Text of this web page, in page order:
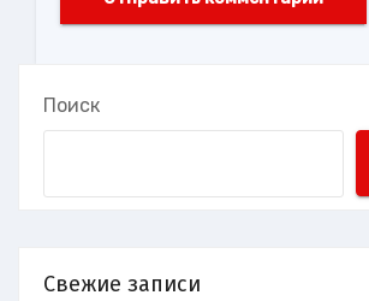
Поиск
Свежие записи